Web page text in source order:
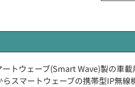
トウェーブ(Smart Wave)製の車載
スマートウェーブの携帯型IP無線